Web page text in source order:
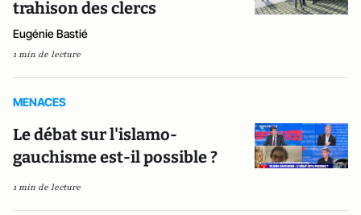
trahison des clercs
Eugénie Bastié
1 min de lecture
MENACES
Le débat sur l'islamo-
gauchisme est-il possible ?
1 min de lecture